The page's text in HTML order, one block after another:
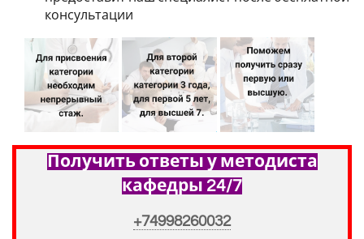
консультации
Получить ответы у методиста
кафедры 24/7
+74998260032